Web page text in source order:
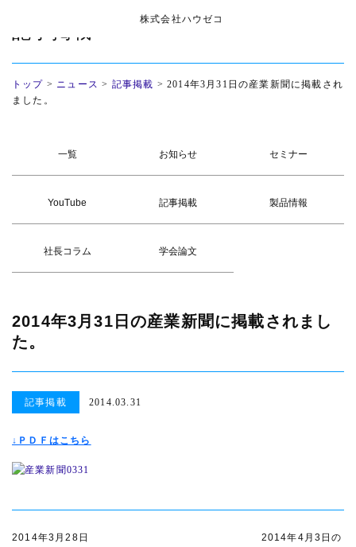
株式会社ハウゼコ
トップ > ニュース > 記事掲載 >2014年3月31日の産業新聞に掲載され
ました。
一覧 お知らせ セミナー
YouTube 記事掲載 製品情報
社長コラム 学会論文
2014年3月31日の産業新聞に掲載されまし
た。
記事掲載 2014.03.31
↓ＰＤＦはこちら
2014年3月28日
2014年4月3日の